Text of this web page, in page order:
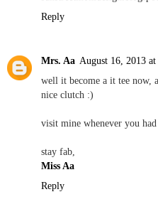
Reply
Mrs. Aa August 16, 2013
well it become a it tee now,
nice clutch :)
visit mine whenever you
stay fab,
Miss Aa
Reply